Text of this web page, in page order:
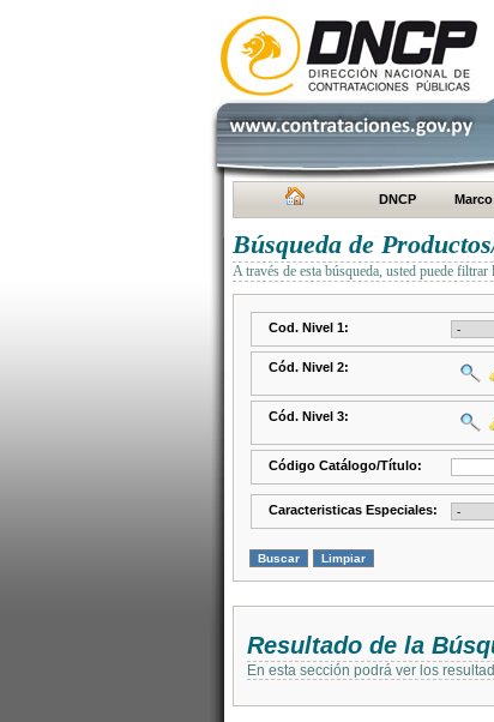
DNCP
Búsqueda de
A través de esta búsqueda, usted puede
Cod. Nivel 1:
Cód. Nivel 2:
Cód. Nivel 3:
Código Catálogo/Título:
Caracteristicas Especiales:
Resultado de la
En esta sección podrá ver los